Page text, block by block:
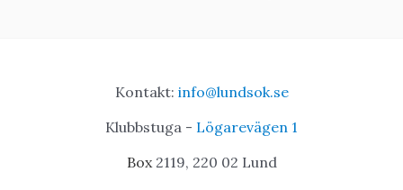
Kontakt: info@lundsok.se
Klubbstuga - Lögarevägen 1
Box2119, 220 02 Lund